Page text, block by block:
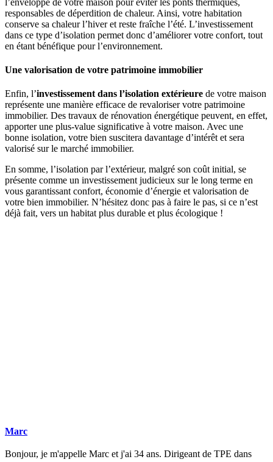
responsables de déperdition de chaleur. Ainsi, votre habitation
conserve sa chaleur l’hiver et reste fraîche l’été. L’investissement
dans ce type d’isolation permet donc d’améliorer votre confort, tout
en étant bénéfique pour l’environnement.
Une valorisation de votre patrimoine immobilier
Enfin, l’investissement dans l’isolation extérieure de votre maison
représente une manière efficace de revaloriser votre patrimoine
immobilier. Des travaux de rénovation énergétique peuvent, en effet,
apporter une plus-value significative à votre maison. Avec une
bonne isolation, votre bien suscitera davantage d’intérêt et sera
valorisé sur le marché immobilier.
En somme, l’isolation par l’extérieur, malgré son coût initial, se
présente comme un investissement judicieux sur le long terme en
vous garantissant confort, économie d’énergie et valorisation de
votre bien immobilier. N’hésitez donc pas à faire le pas, si ce n’est
déjà fait, vers un habitat plus durable et plus écologique !
Marc
Bonjour, je m'appelle Marc et j'ai 34 ans. Dirigeant de TPE dans